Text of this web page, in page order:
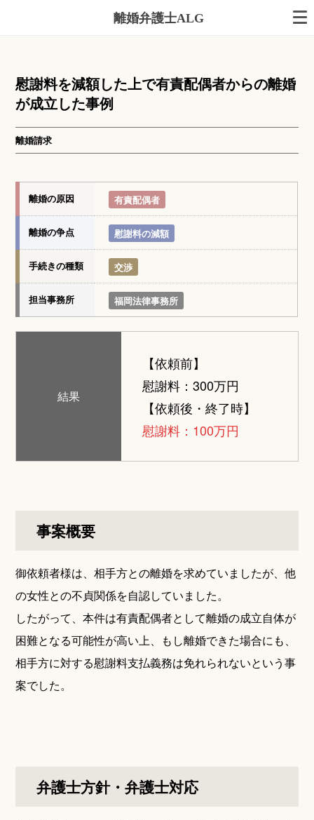
離婚弁護士ALG
慰謝料を減額した上で有責配偶者からの離婚
が成立した事例
離婚請求
離婚の原因 有責配偶者
離婚の争点 慰謝料の減額
手続きの種類 交渉
担当事務所 福岡法律事務所
結果
【依頼前】
慰謝料：300万円
【依頼後・終了時】
慰謝料：100万円
事案概要
御依頼者様は、相手方との離婚を求めていましたが、他
の女性との不貞関係を自認していました。
したがって、本件は有責配偶者として離婚の成立自体が
困難となる可能性が高い上、もし離婚できた場合にも、
相手方に対する慰謝料支払義務は免れられないという事
案でした。
弁護士方針・弁護士対応